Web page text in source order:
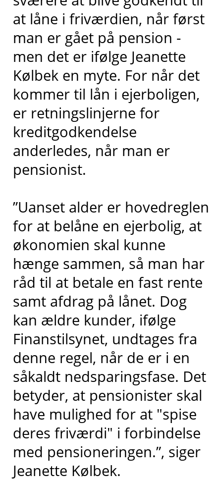
at låne i friværdien, når først
man er gået på pension -
men det er ifølge Jeanette
Kølbek en myte. For når det
kommer til lån i ejerboligen,
er retningslinjerne for
kreditgodkendelse
anderledes, når man er
pensionist.
”Uanset alder er hovedreglen
for at belåne en ejerbolig, at
økonomien skal kunne
hænge sammen, så man har
råd til at betale en fast rente
samt afdrag på lånet. Dog
kan ældre kunder, ifølge
Finanstilsynet, undtages fra
denne regel, når de er i en
såkaldt nedsparingsfase. Det
betyder, at pensionister skal
have mulighed for at "spise
deres friværdi" i forbindelse
med pensioneringen.”, siger
Jeanette Kølbek.